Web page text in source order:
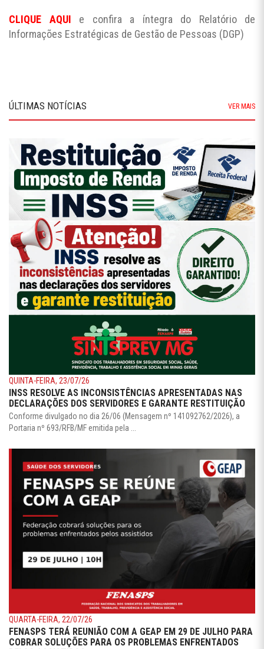
CLIQUE AQUI e confira a íntegra do Relatório de
Informações Estratégicas de Gestão de Pessoas (DGP)
ÚLTIMAS NOTÍCIAS VER MAIS
QUINTA-FEIRA, 23/07/26
INSS RESOLVE AS INCONSISTÊNCIAS APRESENTADAS NAS
DECLARAÇÕES DOS SERVIDORES E GARANTE RESTITUIÇÃO
Conforme divulgado no dia 26/06 (Mensagem nº 141092762/2026), a
Portaria nº 693/RFB/MF emitida pela ...
QUARTA-FEIRA, 22/07/26
FENASPS TERÁ REUNIÃO COM A GEAP EM 29 DE JULHO PARA
COBRAR SOLUÇÕES PARA OS PROBLEMAS ENFRENTADOS